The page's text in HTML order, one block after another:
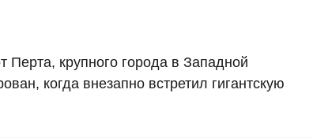
Перта, крупного города в Западной
когда внезапно встретил гигантскую